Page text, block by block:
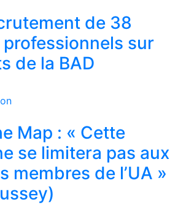
de 38
sur
de la BAD
Map : « Cette
se limitera pas aux
membres de l’UA »